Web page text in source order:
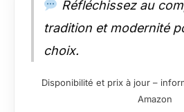
Réfléchissez au
tradition et modernité
choix.
Disponibilité et prix à jour –
Amazon